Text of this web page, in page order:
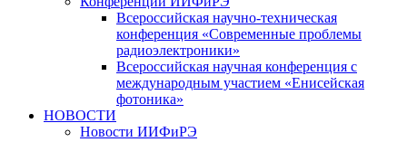
Всероссийская научно-техническая
конференция «Современные проблемы
радиоэлектроники»
Всероссийская научная конференция с
международным участием «Енисейская
фотоника»
НОВОСТИ
Новости ИИФиРЭ